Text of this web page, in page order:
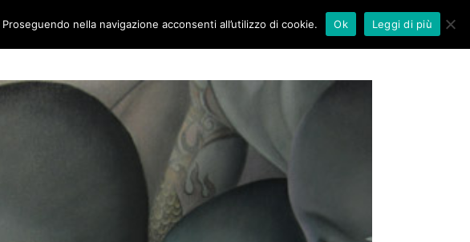
nella navigazione acconsenti all’utilizzo di cookie. Ok Leggi di più